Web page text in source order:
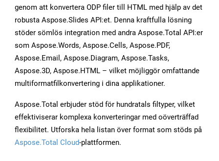
genom att konvertera ODP filer till HTML med hjälp av det
robusta Aspose.Slides API:et. Denna kraftfulla lösning
stöder sömlös integration med andra Aspose.Total API:er
som Aspose.Words, Aspose.Cells, Aspose.PDF,
Aspose.Email, Aspose.Diagram, Aspose.Tasks,
Aspose.3D, Aspose.HTML – vilket möjliggör omfattande
multiformatfilkonvertering i dina applikationer.
Aspose.Total erbjuder stöd för hundratals filtyper, vilket
effektiviserar komplexa konverteringar med oöverträffad
flexibilitet. Utforska hela listan över format som stöds på
Aspose.Total Cloud-plattformen.